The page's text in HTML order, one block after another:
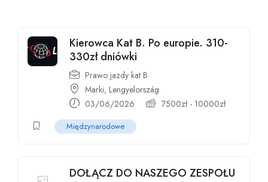
Kierowca Kat B. Po europie. 310-
330zł dniówki
Prawo jazdy kat B
Marki, Lengyelország
03/06/2026
7500zł- 10000zł
Międzynarodowe
DOŁĄCZ DO NASZEGO ZESPOŁU